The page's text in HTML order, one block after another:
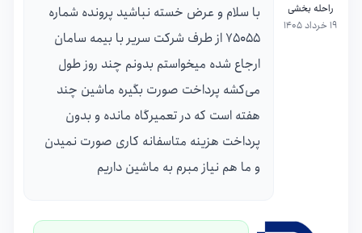
راحله بخشی
19 خرداد 1405
با سلام و عرض خسته نباشید پرونده شماره
75055 از طرف شرکت سریر با بیمه سامان
ارجاع شده میخواستم بدونم چند روز طول
می‌کشه پرداخت صورت بگیره ماشین چند
هفته است که در تعمیرگاه مانده و بدون
پرداخت هزینه متاسفانه کاری صورت نمیدن
و ما هم نیاز مبرم به ماشین داریم